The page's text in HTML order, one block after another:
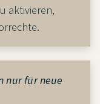
aktivieren,
nur für neue